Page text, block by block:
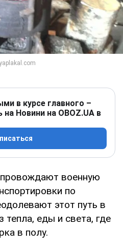
в курсе главного –
Новини на OBOZ.UA в
военную
по
этот путь в
тепла, еды и света, где
в полу.